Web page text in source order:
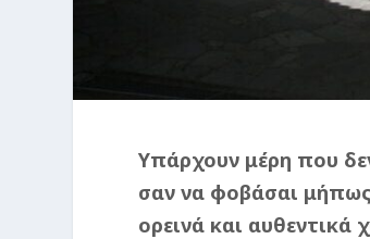
Υπάρχουν μέρη που
σαν να φοβάσαι
ορεινά και αυθεντικά